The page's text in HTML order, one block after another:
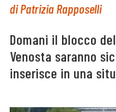
diPatrizia Rapposelli
Domani il blocco
Venosta saranno
inserisce in una